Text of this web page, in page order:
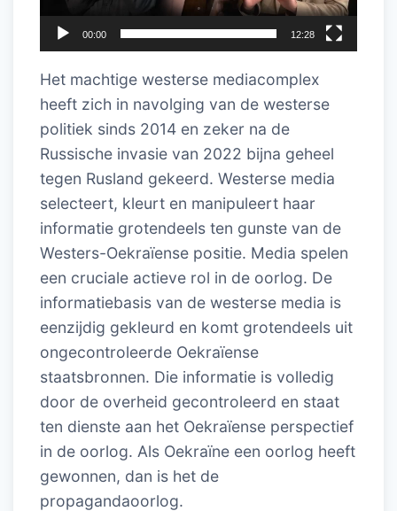
00:00 12:28
Het machtige westerse mediacomplex
heeft zich in navolging van de westerse
politiek sinds 2014 en zeker na de
Russische invasie van 2022 bijna geheel
tegen Rusland gekeerd. Westerse media
selecteert, kleurt en manipuleert haar
informatie grotendeels ten gunste van de
Westers-Oekraïense positie. Media spelen
een cruciale actieve rol in de oorlog. De
informatiebasis van de westerse media is
eenzijdig gekleurd en komt grotendeels uit
ongecontroleerde Oekraïense
staatsbronnen. Die informatie is volledig
door de overheid gecontroleerd en staat
ten dienste aan het Oekraïense perspectief
in de oorlog. Als Oekraïne een oorlog heeft
gewonnen, dan is het de
propagandaoorlog.